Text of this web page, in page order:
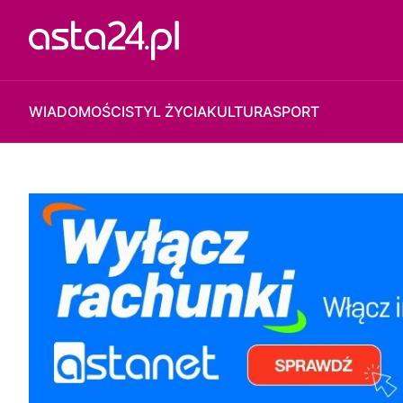
WIADOMOŚCISTYL ŻYCIAKULTURASPORT